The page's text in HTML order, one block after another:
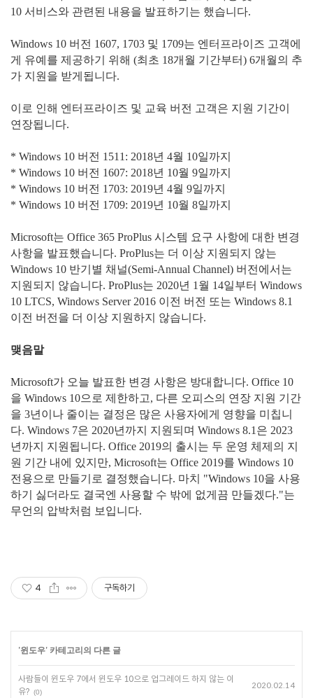
10 서비스와 관련된 내용을 발표하기는 했습니다.
Windows 10 버전 1607, 1703 및 1709는 엔터프라이즈 고객에
게 유예를 제공하기 위해 (최초 18개월 기간부터) 6개월의 추
가 지원을 받게됩니다.
이로 인해 엔터프라이즈 및 교육 버전 고객은 지원 기간이
연장됩니다.
* Windows 10 버전 1511: 2018년 4월 10일까지
* Windows 10 버전 1607: 2018년 10월 9일까지
* Windows 10 버전 1703: 2019년 4월 9일까지
* Windows 10 버전 1709: 2019년 10월 8일까지
Microsoft는 Office 365 ProPlus 시스템 요구 사항에 대한 변경
사항을 발표했습니다. ProPlus는 더 이상 지원되지 않는
Windows 10 반기별 채널(Semi-Annual Channel) 버전에서는
지원되지 않습니다. ProPlus는 2020년 1월 14일부터 Windows
10 LTCS, Windows Server 2016 이전 버전 또는 Windows 8.1
이전 버전을 더 이상 지원하지 않습니다.
맺음말
Microsoft가 오늘 발표한 변경 사항은 방대합니다. Office 10
을 Windows 10으로 제한하고, 다른 오피스의 연장 지원 기간
을 3년이나 줄이는 결정은 많은 사용자에게 영향을 미칩니
다. Windows 7은 2020년까지 지원되며 Windows 8.1은 2023
년까지 지원됩니다. Office 2019의 출시는 두 운영 체제의 지
원 기간 내에 있지만, Microsoft는 Office 2019를 Windows 10
전용으로 만들기로 결정했습니다. 마치 "Windows 10을 사용
하기 싫더라도 결국엔 사용할 수 밖에 없게끔 만들겠다."는
무언의 압박처럼 보입니다.
4 구독하기
'윈도우' 카테고리의 다른 글
사람들이 윈도우 7에서 윈도우 10으로 업그레이드 하지 않는 이
유? (0)
2020.02.14